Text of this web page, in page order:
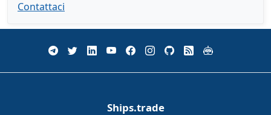
Contattaci
Ships.trade